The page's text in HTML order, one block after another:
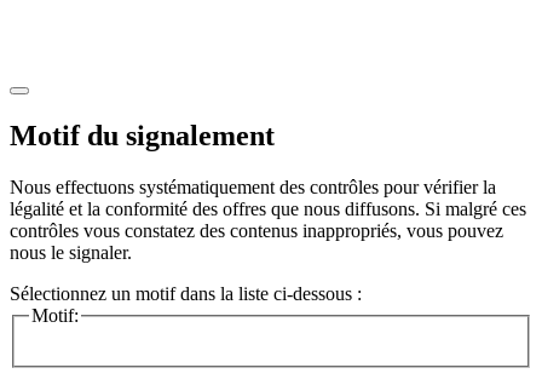
Motif du signalement
Nous effectuons systématiquement des contrôles pour vérifier la
légalité et la conformité des offres que nous diffusons. Si malgré ces
contrôles vous constatez des contenus inappropriés, vous pouvez
nous le signaler.
Sélectionnez un motif dans la liste ci-dessous :
Motif: